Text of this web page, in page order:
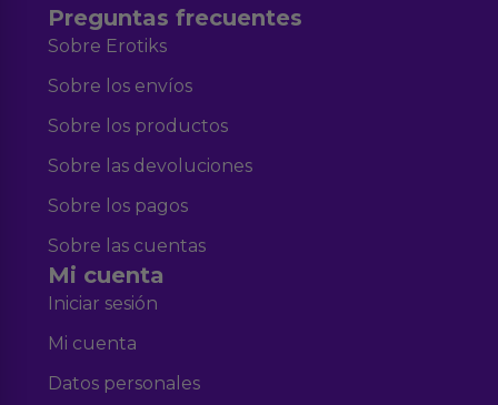
Preguntas frecuentes
Sobre Erotiks
Sobre los envíos
Sobre los productos
Sobre las devoluciones
Sobre los pagos
Sobre las cuentas
Mi cuenta
Iniciar sesión
Mi cuenta
Datos personales